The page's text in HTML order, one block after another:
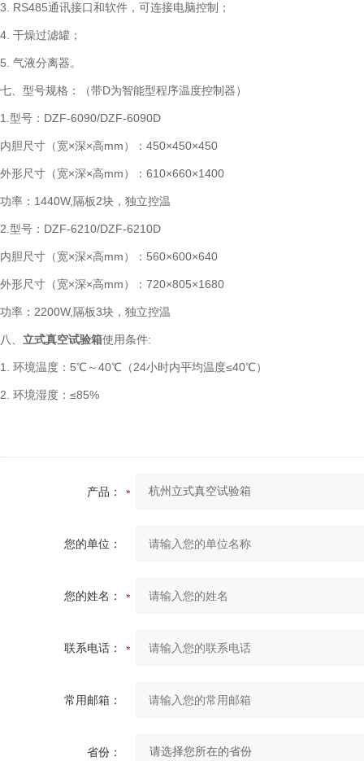
3. RS485通讯接口和软件，可连接电脑控制；
4. 干燥过滤罐；
5. 气液分离器。
七、型号规格：（带D为智能型程序温度控制器）
1.型号：DZF-6090/DZF-6090D
内胆尺寸（宽×深×高mm）：450×450×450
外形尺寸（宽×深×高mm）：610×660×1400
功率：1440W,隔板2块，独立控温
2.型号：DZF-6210/DZF-6210D
内胆尺寸（宽×深×高mm）：560×600×640
外形尺寸（宽×深×高mm）：720×805×1680
功率：2200W,隔板3块，独立控温
八、 立式真空试验箱使用条件:
1. 环境温度：5℃～40℃（24小时内平均温度≤40℃）
2. 环境湿度：≤85%
产品：
您的单位：
您的姓名：
联系电话：
常用邮箱：
省份：